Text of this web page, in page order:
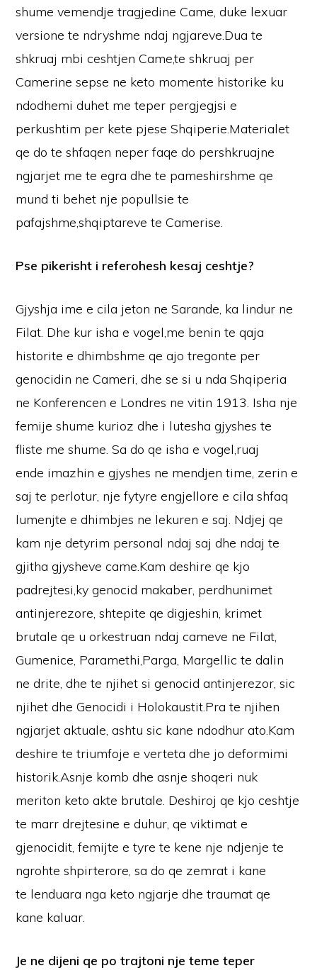
shume vemendje tragjedine Came, duke lexuar
versione te ndryshme ndaj ngjareve.Dua te
shkruaj mbi ceshtjen Came,te shkruaj per
Camerine sepse ne keto momente historike ku
ndodhemi duhet me teper pergjegjsi e
perkushtim per kete pjese Shqiperie.Materialet
qe do te shfaqen neper faqe do pershkruajne
ngjarjet me te egra dhe te pameshirshme qe
mund ti behet nje popullsie te
pafajshme,shqiptareve te Camerise.
Pse pikerisht i referohesh kesaj ceshtje?
Gjyshja ime e cila jeton ne Sarande, ka lindur ne
Filat. Dhe kur isha e vogel,me benin te qaja
historite e dhimbshme qe ajo tregonte per
genocidin ne Cameri, dhe se si u nda Shqiperia
ne Konferencen e Londres ne vitin 1913. Isha nje
femije shume kurioz dhe i lutesha gjyshes te
fliste me shume. Sa do qe isha e vogel,ruaj
ende imazhin e gjyshes ne mendjen time, zerin e
saj te perlotur, nje fytyre engjellore e cila shfaq
lumenjte e dhimbjes ne lekuren e saj. Ndjej qe
kam nje detyrim personal ndaj saj dhe ndaj te
gjitha gjysheve came.Kam deshire qe kjo
padrejtesi,ky genocid makaber, perdhunimet
antinjerezore, shtepite qe digjeshin, krimet
brutale qe u orkestruan ndaj cameve ne Filat,
Gumenice, Paramethi,Parga, Margellic te dalin
ne drite, dhe te njihet si genocid antinjerezor, sic
njihet dhe Genocidi i Holokaustit.Pra te njihen
ngjarjet aktuale, ashtu sic kane ndodhur ato.Kam
deshire te triumfoje e verteta dhe jo deformimi
historik.Asnje komb dhe asnje shoqeri nuk
meriton keto akte brutale. Deshiroj qe kjo ceshtje
te marr drejtesine e duhur, qe viktimat e
gjenocidit, femijte e tyre te kene nje ndjenje te
ngrohte shpirterore, sa do qe zemrat i kane
te lenduara nga keto ngjarje dhe traumat qe
kane kaluar.
Je ne dijeni qe po trajtoni nje teme teper